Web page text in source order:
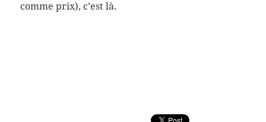
comme prix), c’est là.